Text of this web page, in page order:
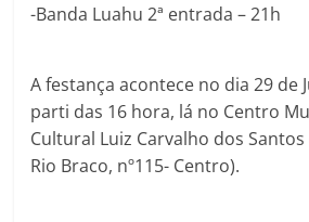
-Banda Luahu 2ª entrada – 21h
A festança acontece no dia 29 de
parti das 16 hora, lá no Centro
Cultural Luiz Carvalho dos
Rio Braco, nº115- Centro).